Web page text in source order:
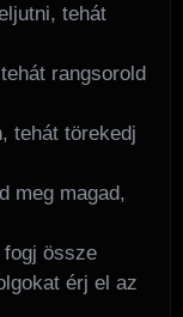
tehát
rangsorold
tehát törekedj
meg magad,
össze
érj el az